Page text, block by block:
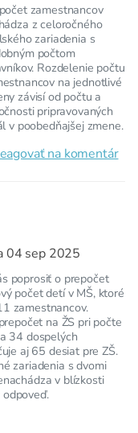
zamestnancov
z celoročného
zariadenia s
počtom
Rozdelenie počtu
na jednotlivé
závisí od počtu a
pripravovaných
v poobedňajšej zmene.
na komentár
04 sep 2025
poprosiť o prepočet
počet detí v MŠ, ktoré
zamestnancov.
na ŽS pri počte
34 dospelých
aj 65 desiat pre ZŠ.
zariadenia s dvomi
v blízkosti